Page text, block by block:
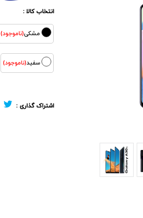
انتخاب کالا :
مشکی(ناموجود)
سفید(ناموجود)
اشتراک گذاری :